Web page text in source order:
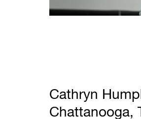
Cathryn
Chattanooga,